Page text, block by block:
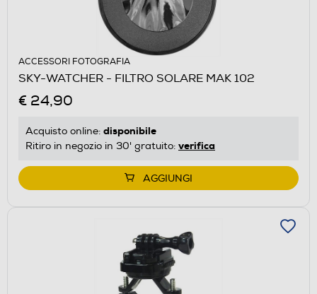
ACCESSORI FOTOGRAFIA
SKY-WATCHER - FILTRO SOLARE MAK 102
€ 24,90
Acquisto online: disponibile
Ritiro in negozio in 30' gratuito: verifica
AGGIUNGI